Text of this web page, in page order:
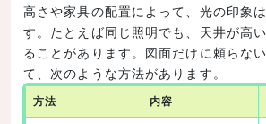
高さや家具の配置によって、光の印象
す。たとえば同じ照明でも、天井が高
ることがあります。図面だけに頼らな
て、次のような方法があります。
方法 内容